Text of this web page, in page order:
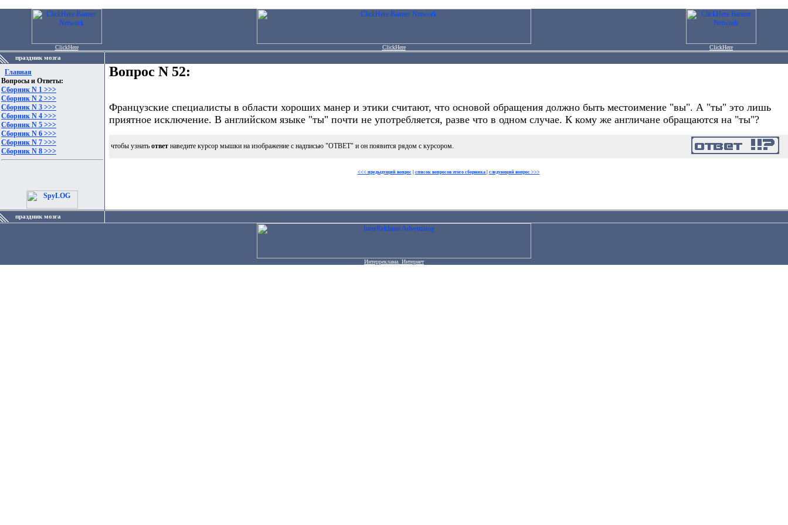
ClickHere ClickHere
ClickHere
праздник мозга
Главная
Вопросы и Ответы:
Сборник N 1 >>>
Сборник N 2 >>>
Сборник N 3 >>>
Сборник N 4 >>>
Сборник N 5 >>>
Сборник N 6 >>>
Сборник N 7 >>>
Сборник N 8 >>>
Вопрос N 52:
Французские специалисты в области хороших манер и этики считают, что основой обращения должно быть местоимение "вы". А "ты" это лишь
приятное исключение. В английском языке "ты" почти не употребляется, разве что в одном случае. К кому же англичане обращаются на "ты"?
чтобы узнать ответ наведите курсор мышки на изображение с надписью "ОТВЕТ" и он появится рядом с курсором.
<<< предыдущий вопрос| список вопросов этого сборника следующий вопрос >>>
праздник мозга
Интерреклама. Интернет